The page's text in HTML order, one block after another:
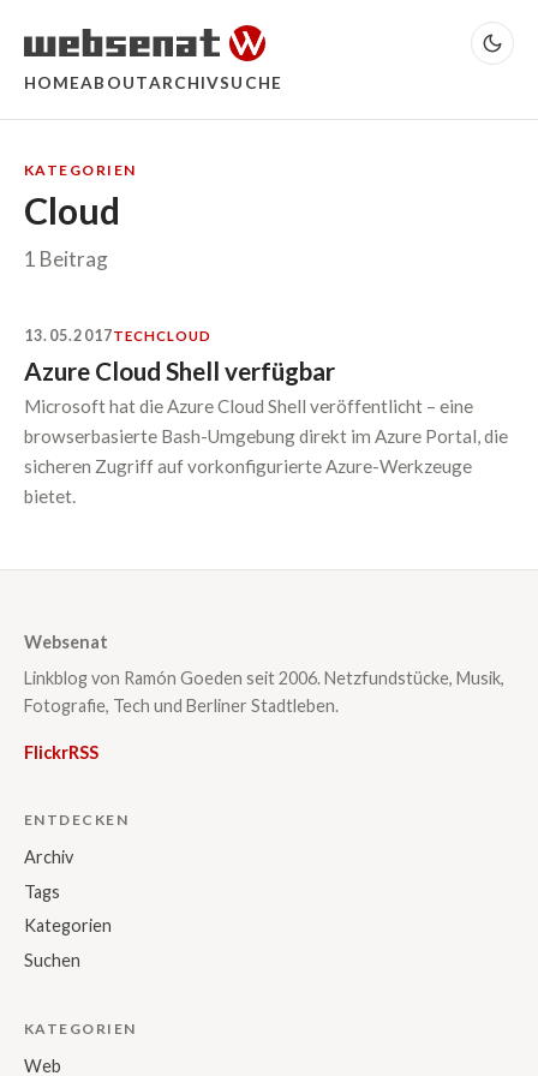
HOMEABOUTARCHIVSUCHE
KATEGORIEN
Cloud
1 Beitrag
13.05.2017TECHCLOUD
Azure Cloud Shell verfügbar
Microsoft hat die Azure Cloud Shell veröffentlicht – eine
browserbasierte Bash-Umgebung direkt im Azure Portal, die
sicheren Zugriff auf vorkonfigurierte Azure-Werkzeuge
bietet.
Websenat
Linkblog von Ramón Goeden seit 2006. Netzfundstücke, Musik,
Fotografie, Tech und Berliner Stadtleben.
FlickrRSS
ENTDECKEN
Archiv
Tags
Kategorien
Suchen
KATEGORIEN
Web